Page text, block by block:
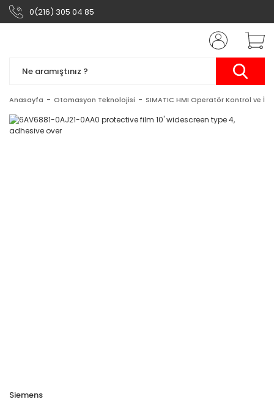
0(216) 305 04 85
Anasayfa Otomasyon Teknolojisi SIMATIC HMI Operatör Kontrol ve
Siemens